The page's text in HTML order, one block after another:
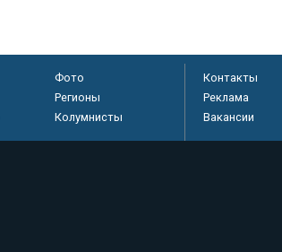
Фото
Регионы
Колумнисты
Контакты
Реклама
Вакансии